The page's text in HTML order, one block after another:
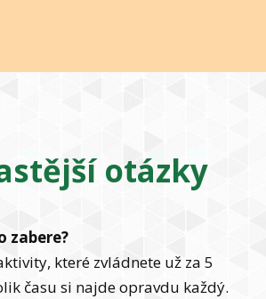
otázky
zabere?
které zvládnete už za 5
času si najde opravdu každý.